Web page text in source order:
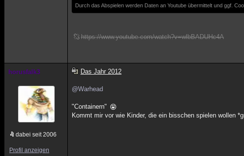
Durch das Abspielen werden Daten an Youtube übermittelt und ggf.
https://www.youtube.com/watch?v=wlbBADUHc4A
horusfalk3
dabei seit 2006
Profil anzeigen
Das Jahr 2012
@Warhead
"Containern"
Kommt mir vor wie Kinder, die ein bisschen spielen wollen